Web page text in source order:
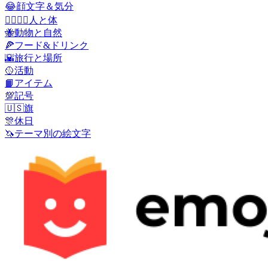
😂顔文字＆気分
👩‍❤️‍💋‍👨 人と体
🐝動物と自然
🍕フード&ドリンク
🌇旅行と場所
🥎活動
📙 アイテム
💯記号
🇺🇸旗
🎊休日
🦄テーマ別の絵文字